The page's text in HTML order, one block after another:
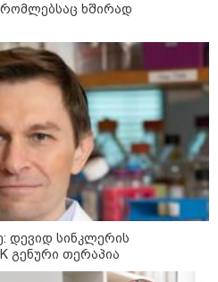
აგარაკზე: ეს 5 საქმე
მოასწროთ შემოდგომის
რომლებსაც ხშირად
დევიდ სინკლერის
გენური თერაპია